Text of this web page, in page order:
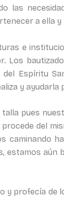
las
a ella
e
Los
Espíritu
y ayudarla
pues
del
caminando
aún
profecía de